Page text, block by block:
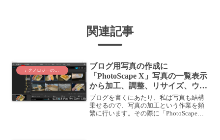
関連記事
ブログ用写真の作成に
「PhotoScape X」写真の一覧表示
から加工、調整、リサイズ、ウォ
ーターマーク(透かし)を一括で入
れる快適ツール
ブログを書くにあたり、私は写真も結構
乗せるので、写真の加工という作業を頻
繁に行います。その際に「PhotoScape